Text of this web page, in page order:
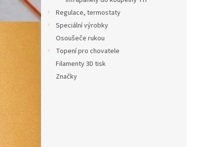
Regulace, termostaty
Speciální výrobky
Osoušeče rukou
Topení pro chovatele
Filamenty 3D tisk
Značky